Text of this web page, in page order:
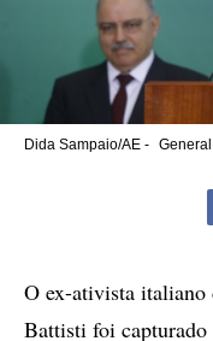
Dida Sampaio/AE -
O ex-ativista italiano
Battisti foi